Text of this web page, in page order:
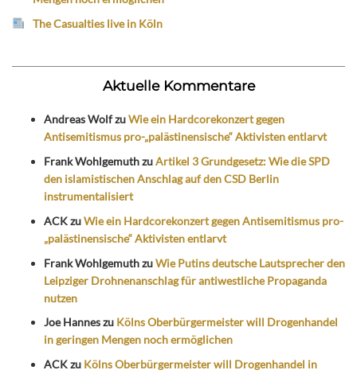
The Casualties live in Köln
Aktuelle Kommentare
Andreas WolfzuWie ein Hardcorekonzert gegen
Antisemitismus pro-„palästinensische“ Aktivisten entlarvt
Frank WohlgemuthzuArtikel 3 Grundgesetz: Wie die SPD
den islamistischen Anschlag auf den CSD Berlin
instrumentalisiert
ACKzuWie ein Hardcorekonzert gegen Antisemitismus pro-
„palästinensische“ Aktivisten entlarvt
Frank WohlgemuthzuWie Putins deutsche Lautsprecher den
Leipziger Drohnenanschlag für antiwestliche Propaganda
nutzen
Joe Hanneszu Kölns Oberbürgermeister will Drogenhandel
in geringen Mengen noch ermöglichen
ACKzu Kölns Oberbürgermeister will Drogenhandel in